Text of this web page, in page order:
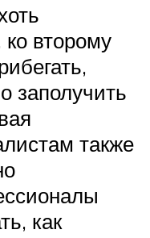
второму
заполучить
также
как